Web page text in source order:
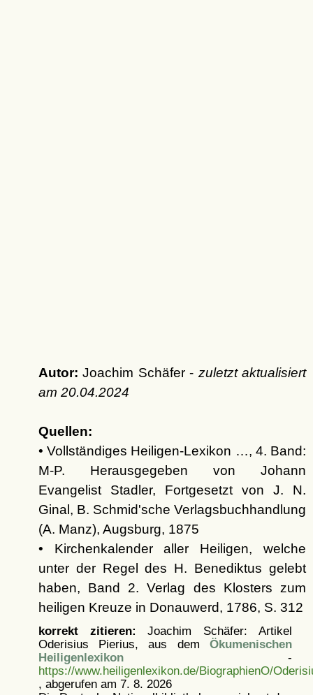
Autor: Joachim Schäfer - zuletzt aktualisiert
am 20.04.2024
Quellen:
• Vollständiges Heiligen-Lexikon …, 4. Band:
M-P. Herausgegeben von Johann
Evangelist Stadler, Fortgesetzt von J. N.
Ginal, B. Schmid'sche Verlagsbuchhandlung
(A. Manz), Augsburg, 1875
• Kirchenkalender aller Heiligen, welche
unter der Regel des H. Benediktus gelebt
haben, Band 2. Verlag des Klosters zum
heiligen Kreuze in Donauwerd, 1786, S. 312
korrekt zitieren: Joachim Schäfer: Artikel
Oderisius Pierius, aus dem Ökumenischen
Heiligenlexikon-
https://www.heiligenlexikon.de/BiographienO/
, abgerufen am 7. 8. 2026